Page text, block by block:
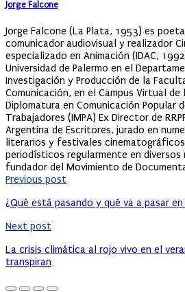
Jorge Falcone
Jorge Falcone (La Plata, 1953) es
comunicador audiovisual y realizador
especializado en Animación (IDAC,
Universidad de Palermo en el
Investigación y Producción de la
Comunicación, en el Campus Virtual de
Diplomatura en Comunicación Popular
Trabajadores (IMPA) Ex Director de
Argentina de Escritores, jurado en
literarios y festivales
periodísticos regularmente en diversos
fundador del Movimiento de
Previous post
¿Qué está pasando y qué va a pasar en
Next post
La crisis climática al rojo vivo en el
transpiran